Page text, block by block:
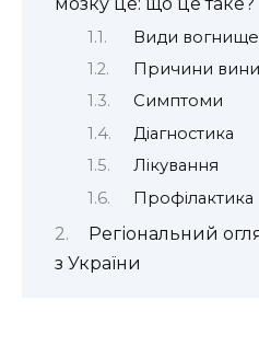
Види
Причини
Симптоми
Діагностика
Лікування
Профілактика
Регіональний
з України